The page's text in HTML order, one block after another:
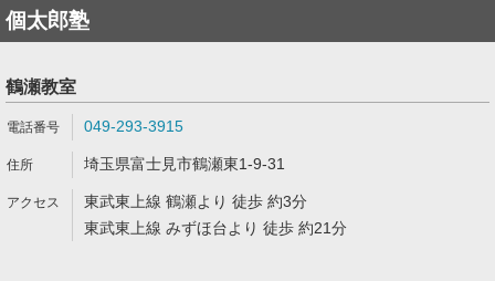
個太郎塾
鶴瀬教室
049-293-3915
埼玉県富士見市鶴瀬東1-9-31
東武東上線 鶴瀬より 徒歩 約3分
東武東上線 みずほ台より 徒歩 約21分